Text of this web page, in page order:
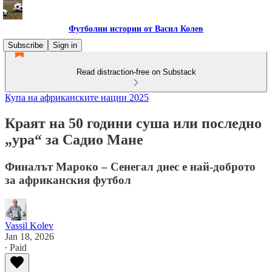
Футболни истории от Васил Колев
Subscribe
Sign in
Read distraction-free on Substack
Купа на африканските нации 2025
Краят на 50 години суша или последно
„ура“ за Садио Мане
Финалът Мароко – Сенегал днес е най-доброто
за африканския футбол
Vassil Kolev
Jan 18, 2026
∙ Paid